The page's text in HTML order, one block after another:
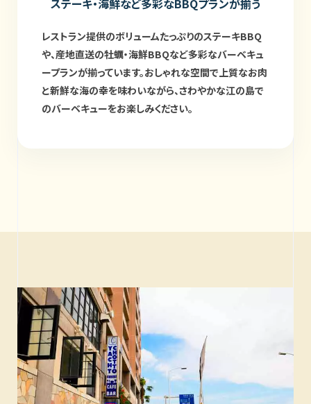
レストラン提供のボリュームたっぷりのステーキBBQ
や、産地直送の牡蠣・海鮮BBQなど多彩なバーベキュ
ープランが揃っています。おしゃれな空間で上質なお肉
と新鮮な海の幸を味わいながら、さわやかな江の島で
のバーベキューをお楽しみください。